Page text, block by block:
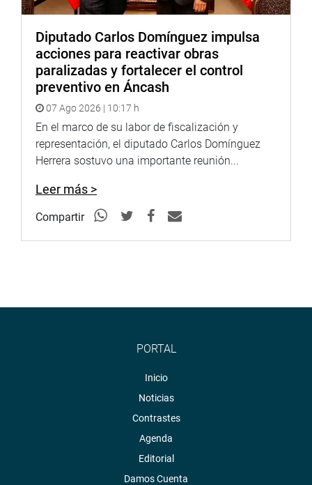
Diputado Carlos Domínguez impulsa
acciones para reactivar obras
paralizadas y fortalecer el control
preventivo en Áncash
07 Ago 2026 | 10:17 h
En el marco de su labor de fiscalización y
representación, el diputado Carlos Domínguez
Herrera sostuvo una importante reunión...
Leer más >
Compartir
PORTAL
Inicio
Noticias
Contrastes
Agenda
Editorial
Damos Cuenta